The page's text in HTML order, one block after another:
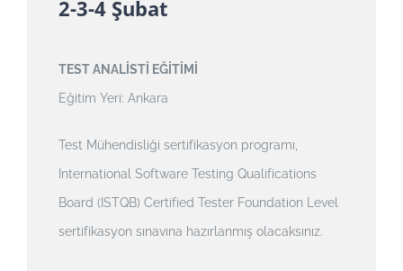
2-3-4 Şubat
TEST ANALİSTİ EĞİTİMİ
Eğitim Yeri: Ankara
Test Mühendisliği sertifikasyon programı,
International Software Testing Qualifications
Board (ISTQB) Certified Tester Foundation Level
sertifikasyon sınavına hazırlanmış olacaksınız.